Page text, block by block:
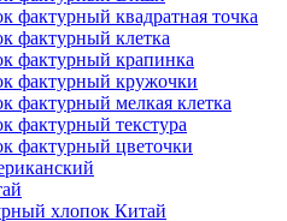
фактурный квадратная точка
фактурный клетка
фактурный крапинка
фактурный кружочки
фактурный мелкая клетка
фактурный текстура
фактурный цветочки
хлопок Китай